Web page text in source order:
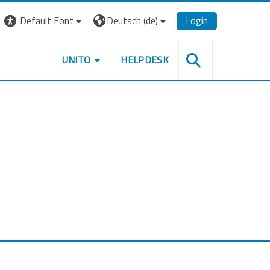
Default Font
Deutsch ‎(de)‎ Login
UNITO HELPDESK